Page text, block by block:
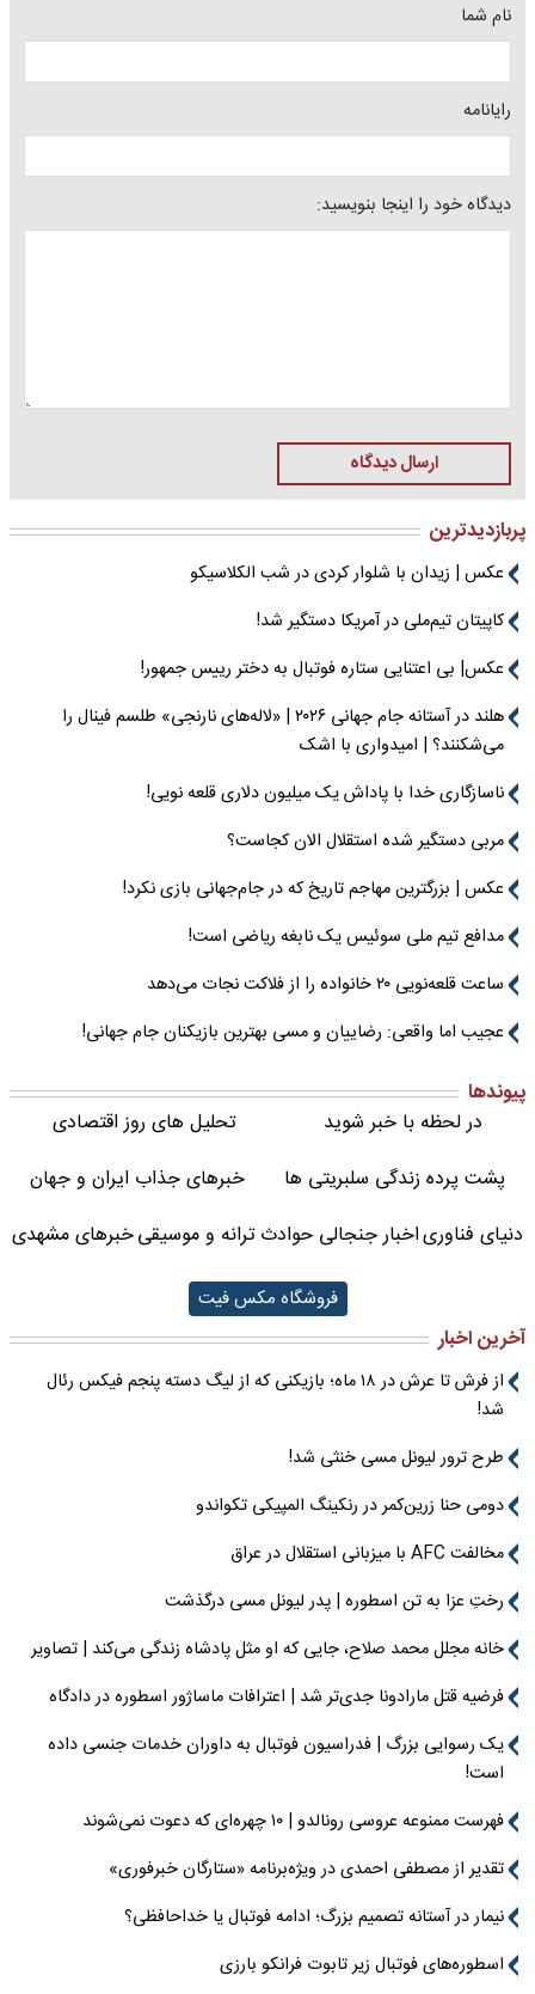
نام شما
رایانامه
دیدگاه خود را اینجا بنویسید:
ارسال دیدگاه
پربازدیدترین
عکس | زیدان با شلوار کردی در شب الکلاسیکو
کاپیتان تیم‌ملی در آمریکا دستگیر شد!
عکس| بی اعتنایی ستاره فوتبال به دختر رییس جمهور!
هلند در آستانه جام جهانی ۲۰۲۶ | «لاله‌های نارنجی» طلسم فینال را
می‌شکنند؟ | امیدواری با اشک
ناسازگاری خدا با پاداش یک میلیون دلاری قلعه نویی!
مربی دستگیر شده استقلال الان کجاست؟
عکس | بزرگترین مهاجم تاریخ که در جام‌جهانی بازی نکرد!
مدافع تیم ملی سوئیس یک نابغه ریاضی است!
ساعت قلعه‌نویی ۲۰ خانواده را از فلاکت نجات می‌دهد
عجیب اما واقعی: رضاییان و مسی بهترین بازیکنان جام جهانی!
پیوندها
در لحظه با خبر شوید
تحلیل های روز اقتصادی
پشت پرده زندگی سلبریتی ها
خبرهای جذاب ایران و جهان
دنیای فناوریاخبار جنجالی حوادثترانه و موسیقیخبرهای مشهدی
فروشگاه مکس فیت
آخرین اخبار
از فرش تا عرش در ۱۸ ماه؛ بازیکنی که از لیگ دسته پنجم فیکس رئال
شد!
طرح ترور لیونل مسی خنثی شد!
دومی حنا زرین‌کمر در رنکینگ المپیکی تکواندو
مخالفت AFC با میزبانی استقلال در عراق
رختِ عزا به تن اسطوره | پدر لیونل مسی درگذشت
خانه مجلل محمد صلاح، جایی که او مثل پادشاه زندگی می‌کند | تصاویر
فرضیه قتل مارادونا جدی‌تر شد | اعترافات ماساژور اسطوره در دادگاه
یک رسوایی بزرگ | فدراسیون فوتبال به داوران خدمات جنسی داده
است!
فهرست ممنوعه عروسی رونالدو | ۱۰ چهره‌ای که دعوت نمی‌شوند
تقدیر از مصطفی احمدی در ویژه‌برنامه «ستارگان خبرفوری»
نیمار در آستانه تصمیم بزرگ؛ ادامه فوتبال یا خداحافظی؟
اسطوره‌های فوتبال زیر تابوت فرانکو بارزی